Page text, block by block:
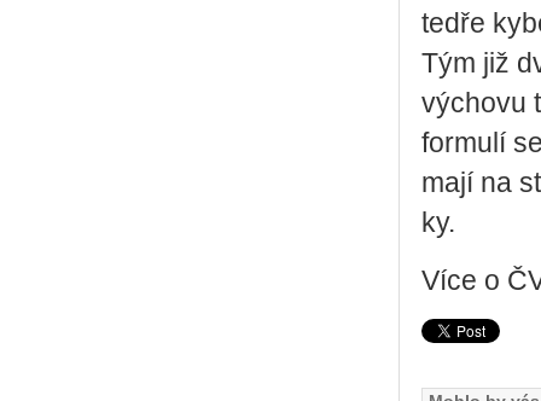
tedře
Tým již
vý­cho­vu
for­mu­lí
mají na
ky.
Více o